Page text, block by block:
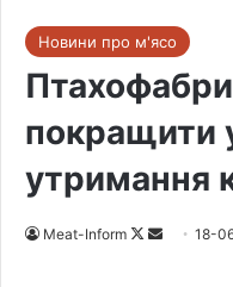
Новини про м'ясо
покращити
утримання
Meat-Inform
F
18-